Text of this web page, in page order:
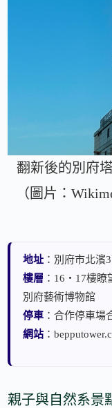
翻新後的別府
（圖片：
地址 ：別府市北濱
樓層 ：16・17樓
別府藝術博物館
停車 ：合作停車場
網站 ：
親子與自然系景